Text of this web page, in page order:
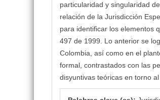
particularidad y singularidad
relación de la Jurisdicción
para identificar los elementos
497 de 1999. Lo anterior se
Colombia, así como en el
formal, contrastados con las
disyuntivas teóricas en torno al